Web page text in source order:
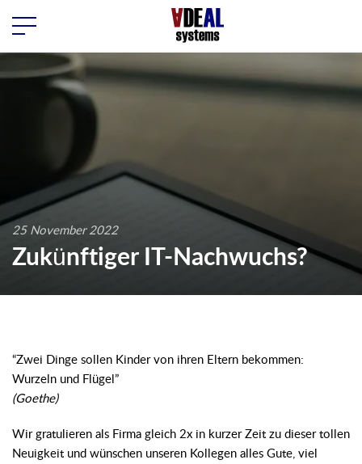
25 November 2022
Zukünftiger IT-Nachwuchs?
“Zwei Dinge sollen Kinder von ihren Eltern bekommen:
Wurzeln und Flügel”
(Goethe)
Wir gratulieren als Firma gleich 2x in kurzer Zeit zu dieser tollen
Neuigkeit und wünschen unseren Kollegen alles Gute, viel